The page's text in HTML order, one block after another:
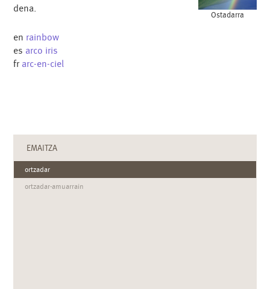
dena.
en rainbow
es arco iris
fr arc-en-ciel
Ostadarra
EMAITZA
ortzadar
ortzadar-amuarrain